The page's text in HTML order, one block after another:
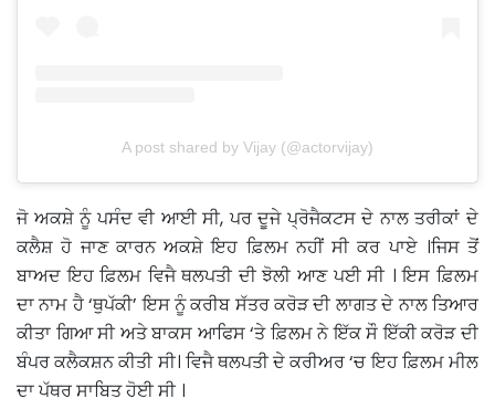
A post shared by Vijay (@actorvijay)
ਜੋ ਅਕਸ਼ੇ ਨੂੰ ਪਸੰਦ ਵੀ ਆਈ ਸੀ, ਪਰ ਦੂਜੇ ਪ੍ਰੋਜੈਕਟਸ ਦੇ ਨਾਲ ਤਰੀਕਾਂ ਦੇ
ਕਲੈਸ਼ ਹੋ ਜਾਣ ਕਾਰਨ ਅਕਸ਼ੇ ਇਹ ਫ਼ਿਲਮ ਨਹੀਂ ਸੀ ਕਰ ਪਾਏ ।ਜਿਸ ਤੋਂ
ਬਾਅਦ ਇਹ ਫ਼ਿਲਮ ਵਿਜੈ ਥਲਪਤੀ ਦੀ ਝੋਲੀ ਆਣ ਪਈ ਸੀ । ਇਸ ਫ਼ਿਲਮ
ਦਾ ਨਾਮ ਹੈ ‘ਥੁਪੱਕੀ’ ਇਸ ਨੂੰ ਕਰੀਬ ਸੱਤਰ ਕਰੋੜ ਦੀ ਲਾਗਤ ਦੇ ਨਾਲ ਤਿਆਰ
ਕੀਤਾ ਗਿਆ ਸੀ ਅਤੇ ਬਾਕਸ ਆਫਿਸ ‘ਤੇ ਫ਼ਿਲਮ ਨੇ ਇੱਕ ਸੌ ਇੱਕੀ ਕਰੋੜ ਦੀ
ਬੰਪਰ ਕਲੈਕਸ਼ਨ ਕੀਤੀ ਸੀ। ਵਿਜੈ ਥਲਪਤੀ ਦੇ ਕਰੀਅਰ ‘ਚ ਇਹ ਫ਼ਿਲਮ ਮੀਲ
ਦਾ ਪੱਥਰ ਸਾਬਿਤ ਹੋਈ ਸੀ ।